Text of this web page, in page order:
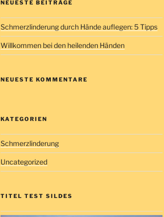
NEUESTE BEITRÄGE
Schmerzlinderung durch Hände auflegen: 5 Tipps
Willkommen bei den heilenden Händen
NEUESTE KOMMENTARE
KATEGORIEN
Schmerzlinderung
Uncategorized
TITEL TEST SILDES